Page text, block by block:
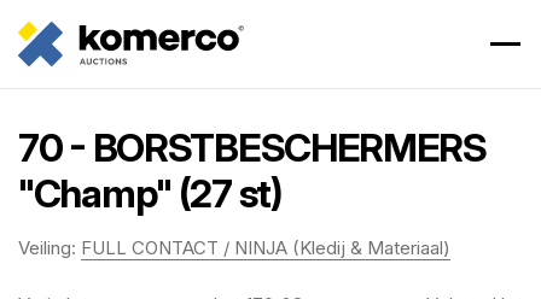
70 - BORSTBESCHERMERS
"Champ" (27 st)
Veiling: FULL CONTACT / NINJA (Kledij & Materiaal)